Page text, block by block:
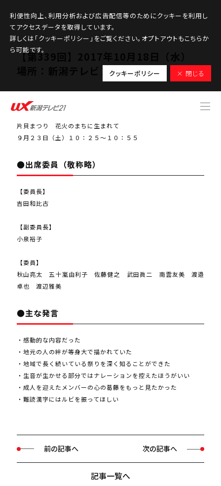
利便性向上、利用分析および広告配信等のためにクッキーを利用し
てアクセスデータを取得しています。
詳しくは「クッキーポリシー」をご覧ください。オプトアウトもこちらか
ら可能です。
クッキーポリシー × 閉じる
【第339回】2017年10月18日（水）
場所：新潟テレビ２１大会議室
●検討課題番組
片貝まつり 花火のまちに生まれて
９月２３日（土）１０：２５～１０：５５
●出席委員（敬称略）
【委員長】
吉田和比古
【副委員長】
小泉裕子
【委員】
秋山亮太 五十嵐由利子 佐藤健之 武田眞二 南雲友美 渡邉
卓也 渡辺雅美
●主な発言
・感動的な内容だった
・地元の人の絆が等身大で描かれていた
・地域で長く続いている祭りを深く知ることができた
・生音が生かせる部分ではナレーションを控えたほうがいい
・成人を迎えたメンバーの心の葛藤をもっと見たかった
・難読漢字にはルビを振ってほしい
前の記事へ
記事一覧へ
次の記事へ